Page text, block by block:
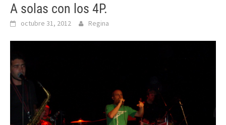
A solas con los 4P.
octubre 31, 2012 Regina